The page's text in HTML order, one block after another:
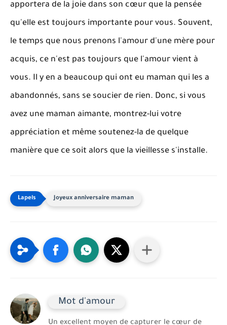
apportera de la joie dans son cœur que la pensée
qu'elle est toujours importante pour vous. Souvent,
le temps que nous prenons l'amour d'une mère pour
acquis, ce n'est pas toujours que l'amour vient à
vous. Il y en a beaucoup qui ont eu maman qui les a
abandonnés, sans se soucier de rien. Donc, si vous
avez une maman aimante, montrez-lui votre
appréciation et même soutenez-la de quelque
manière que ce soit alors que la vieillesse s'installe.
Joyeux anniversaire maman
Mot d'amour
Un excellent moyen de capturer le cœur de